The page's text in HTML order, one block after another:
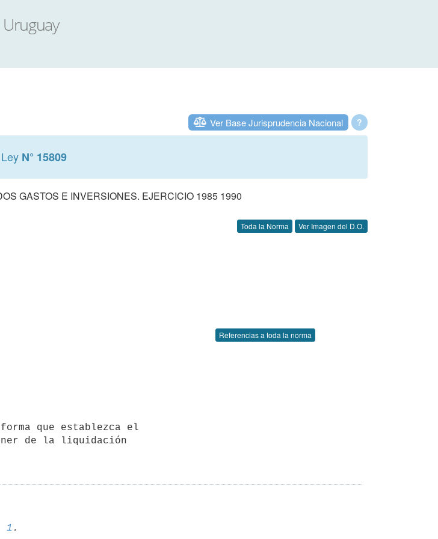
?
Ver Base Jurisprudencia Nacional
Ley N° 15809
GASTOS E INVERSIONES. EJERCICIO 1985 1990
Toda la Norma Ver Imagen del D.O.
Referencias a toda la norma
de la liquidación
1